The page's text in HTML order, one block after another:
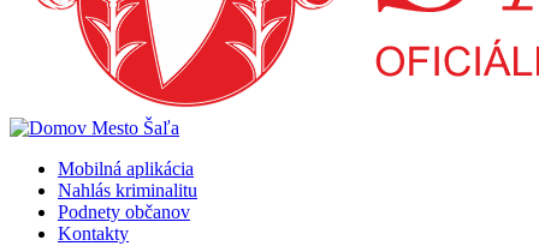
Mobilná aplikácia
Nahlás kriminalitu
Podnety občanov
Kontakty